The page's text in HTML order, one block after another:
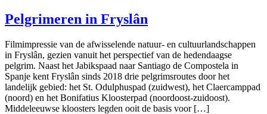
Pelgrimeren in Fryslân
Filmimpressie van de afwisselende natuur- en cultuurlandschappen
in Fryslân, gezien vanuit het perspectief van de hedendaagse
pelgrim. Naast het Jabikspaad naar Santiago de Compostela in
Spanje kent Fryslân sinds 2018 drie pelgrimsroutes door het
landelijk gebied: het St. Odulphuspad (zuidwest), het Claercamppad
(noord) en het Bonifatius Kloosterpad (noordoost-zuidoost).
Middeleeuwse kloosters legden ooit de basis voor […]